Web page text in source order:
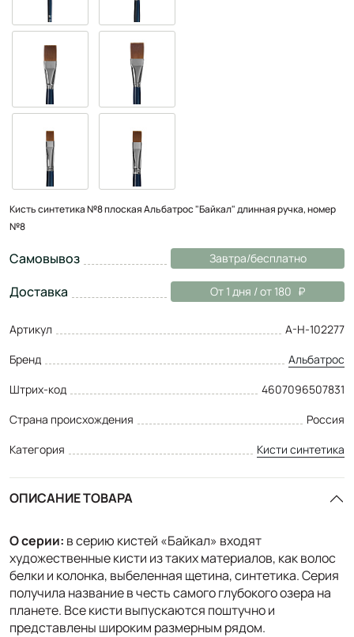
Кисть синтетика №8 плоская Альбатрос "Байкал" длинная ручка, номер
№8
Самовывоз Завтра/бесплатно
Доставка От 1 дня / от 180
Артикул
А-Н-102277
Бренд
Альбатрос
Штрих-код
4607096507831
Страна происхождения
Россия
Категория
Кисти синтетика
ОПИСАНИЕ ТОВАРА
О серии: в серию кистей «Байкал» входят
художественные кисти из таких материалов, как волос
белки и колонка, выбеленная щетина, синтетика. Серия
получила название в честь самого глубокого озера на
планете. Все кисти выпускаются поштучно и
представлены широким размерным рядом.